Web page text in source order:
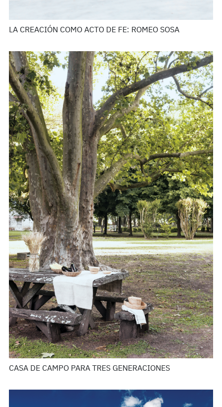
LA CREACIÓN COMO ACTO DE FE: ROMEO SOSA
CASA DE CAMPO PARA TRES GENERACIONES